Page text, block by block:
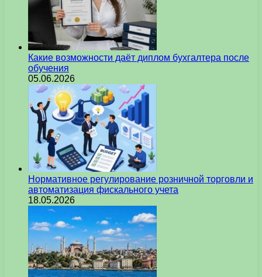
Какие возможности даёт диплом бухгалтера после
обучения
05.06.2026
Нормативное регулирование розничной торговли и
автоматизация фискального учета
18.05.2026